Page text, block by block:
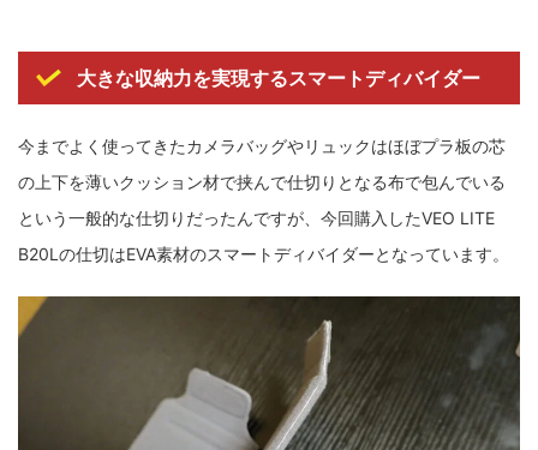
大きな収納力を実現するスマートディバイダー
今までよく使ってきたカメラバッグやリュックはほぼプラ板の芯
の上下を薄いクッション材で挟んで仕切りとなる布で包んでいる
という一般的な仕切りだったんですが、今回購入したVEO LITE
B20Lの仕切はEVA素材のスマートディバイダーとなっています。